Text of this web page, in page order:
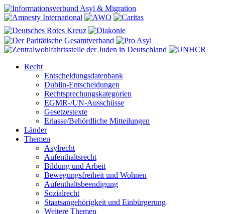
Recht
Entscheidungsdatenbank
Dublin-Entscheidungen
Rechtsprechungskategorien
EGMR-/UN-Ausschüsse
Gesetzestexte
Erlasse/Behördliche Mitteilungen
Länder
Themen
Asylrecht
Aufenthaltsrecht
Bildung und Arbeit
Bewegungsfreiheit und Wohnen
Aufenthaltsbeendigung
Sozialrecht
Staatsangehörigkeit und Einbürgerung
Weitere Themen